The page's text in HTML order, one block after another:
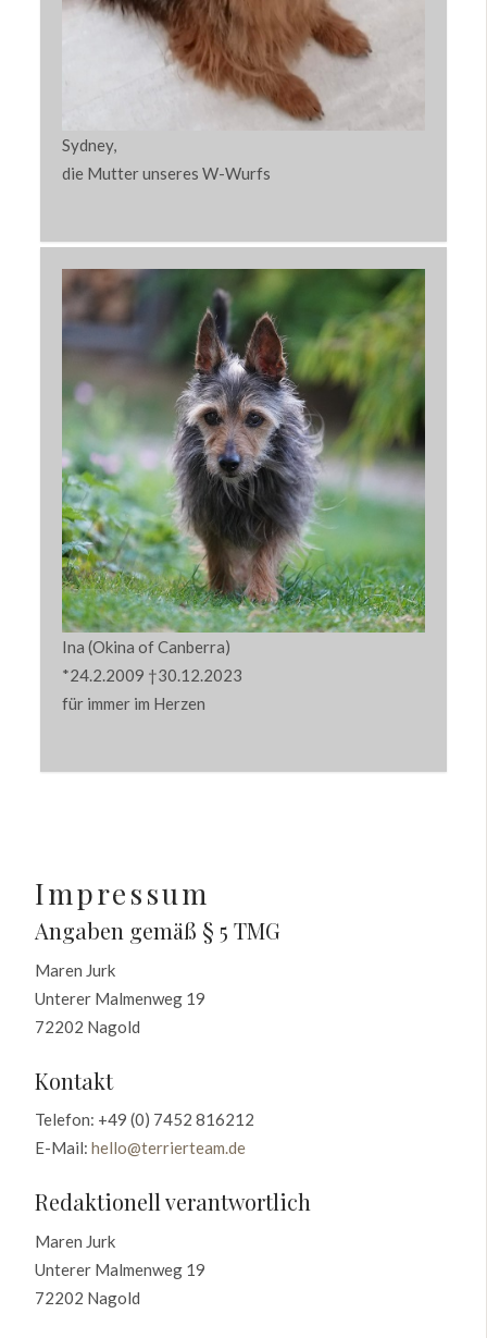
Sydney,
die Mutter unseres W-Wurfs
Ina (Okina of Canberra)
*24.2.2009 †30.12.2023
für immer im Herzen
Impressum
Angaben gemäß § 5 TMG
Maren Jurk
Unterer Malmenweg 19
72202 Nagold
Kontakt
Telefon: +49 (0) 7452 816212
E-Mail: hello@terrierteam.de
Redaktionell verantwortlich
Maren Jurk
Unterer Malmenweg 19
72202 Nagold